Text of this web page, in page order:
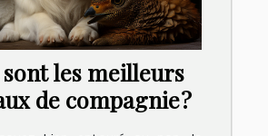
sont les meilleurs
de compagnie ?